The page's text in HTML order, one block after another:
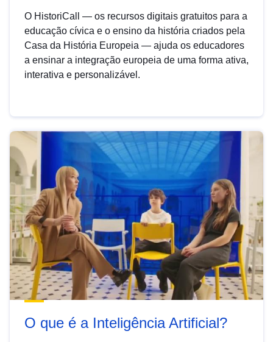
O HistoriCall — os recursos digitais gratuitos para a
educação cívica e o ensino da história criados pela
Casa da História Europeia — ajuda os educadores
a ensinar a integração europeia de uma forma ativa,
interativa e personalizável.
O que é a Inteligência Artificial?